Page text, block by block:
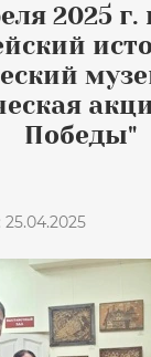
2025
Победы"